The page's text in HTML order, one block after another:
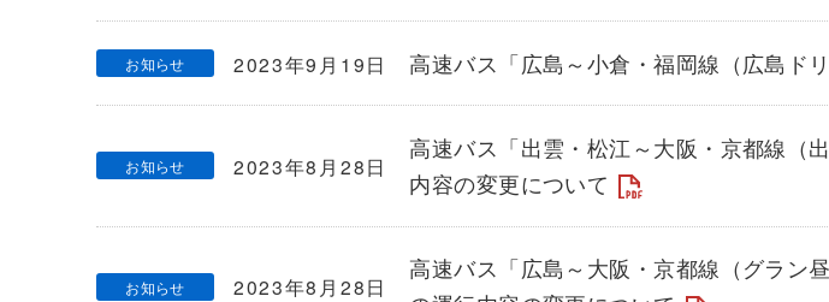
高速バス「広島～小倉・福岡線（広島ド
2023年9月19日
お知らせ
高速バス「出雲・松江～大阪・京都線（
内容の変更について
2023年8月28日
お知らせ
高速バス「広島～大阪・京都線（グラン
2023年8月28日
お知らせ